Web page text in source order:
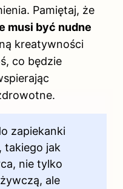
Pamiętaj, że
musi być nudne
kreatywności
co będzie
zapiekanki
takiego jak
nie tylko
ale